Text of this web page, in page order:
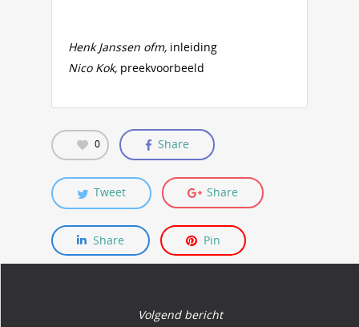
Henk Janssen ofm, inleiding
Nico Kok, preekvoorbeeld
0 Share
Tweet Share
Share Pin
Volgend bericht